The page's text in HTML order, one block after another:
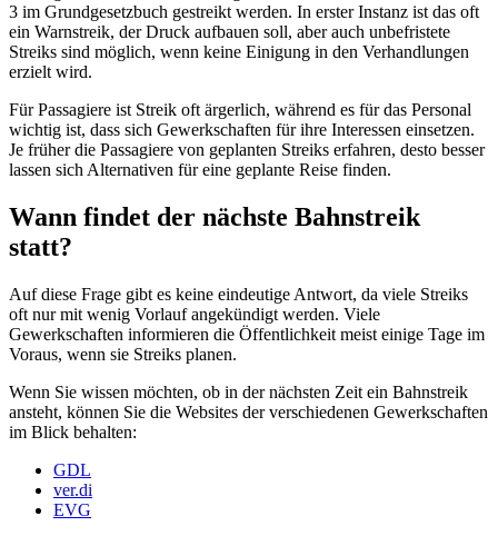
3 im Grundgesetzbuch gestreikt werden. In erster Instanz ist das oft
ein Warnstreik, der Druck aufbauen soll, aber auch unbefristete
Streiks sind möglich, wenn keine Einigung in den Verhandlungen
erzielt wird.
Für Passagiere ist Streik oft ärgerlich, während es für das Personal
wichtig ist, dass sich Gewerkschaften für ihre Interessen einsetzen.
Je früher die Passagiere von geplanten Streiks erfahren, desto besser
lassen sich Alternativen für eine geplante Reise finden.
Wann findet der nächste Bahnstreik
statt?
Auf diese Frage gibt es keine eindeutige Antwort, da viele Streiks
oft nur mit wenig Vorlauf angekündigt werden. Viele
Gewerkschaften informieren die Öffentlichkeit meist einige Tage im
Voraus, wenn sie Streiks planen.
Wenn Sie wissen möchten, ob in der nächsten Zeit ein Bahnstreik
ansteht, können Sie die Websites der verschiedenen Gewerkschaften
im Blick behalten:
GDL
ver.di
EVG